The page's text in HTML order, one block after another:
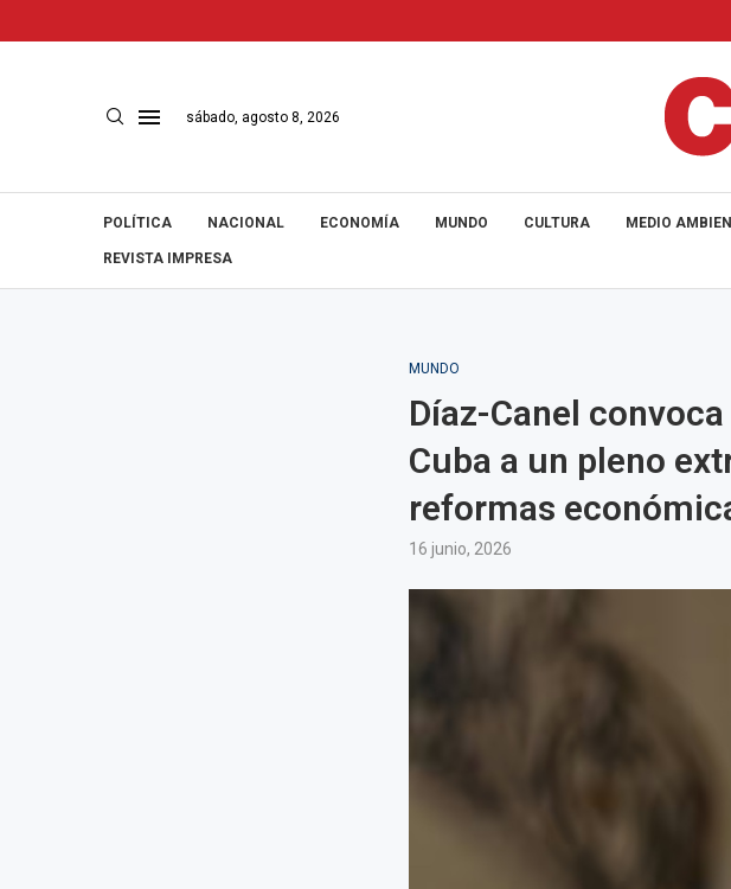
sábado, agosto 8, 2026
POLÍTICA NACIONAL ECONOMÍA MUNDO CULTURA MEDIO
REVISTA IMPRESA
MUNDO
Díaz-Canel
Cuba a un pleno
reformas
16 junio, 2026